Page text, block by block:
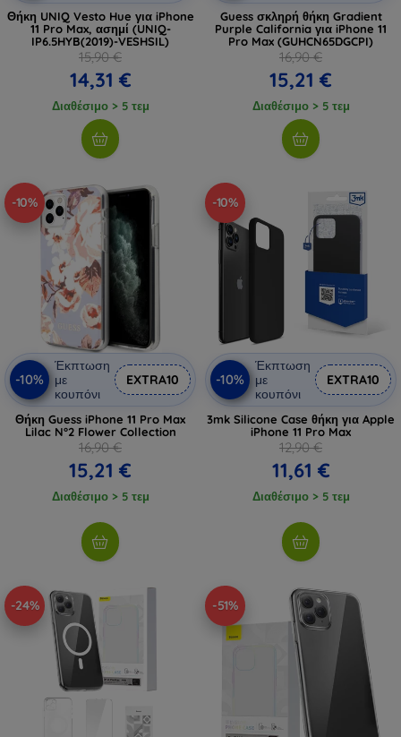
Θήκη UNIQ Vesto Hue για iPhone
11 Pro Max, ασημί (UNIQ-
IP6.5HYB(2019)-VESHSIL)
15,90 €
14,31 €
Διαθέσιμο > 5 τεμ
Guess σκληρή θήκη Gradient
Purple California για iPhone 11
Pro Max (GUHCN65DGCPI)
16,90 €
15,21 €
Διαθέσιμο > 5 τεμ
-10%
-10%
Έκπτωση
με
κουπόνι
EXTRA10
Θήκη Guess iPhone 11 Pro Max
Lilac N°2 Flower Collection
16,90 €
15,21 €
Διαθέσιμο > 5 τεμ
-10%
-10%
Έκπτωση
με
κουπόνι
EXTRA10
3mk Silicone Case θήκη για Apple
iPhone 11 Pro Max
12,90 €
11,61 €
Διαθέσιμο > 5 τεμ
-24% -51%